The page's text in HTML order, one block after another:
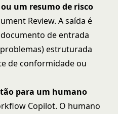
um resumo de risco
Review. A saída é
de entrada
estruturada
de conformidade ou
para um humano
Copilot. O humano